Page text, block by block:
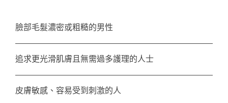
臉部毛髮濃密或粗糙的男性
追求更光滑肌膚且無需過多護理的人士
皮膚敏感、容易受到刺激的人